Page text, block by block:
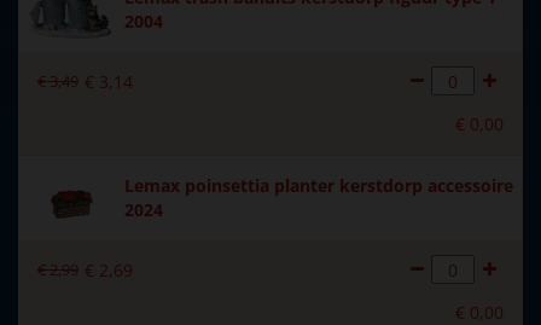
2004
€3,49 € 3, 14
€ 0,00
Lemax poinsettia planter kerstdorp accessoire
2024
€2,99 € 2,69
€ 0,00